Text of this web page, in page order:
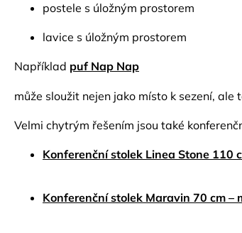
postele s úložným prostorem
lavice s úložným prostorem
Například puf Nap Nap
může sloužit nejen jako místo k sezení,
Velmi chytrým řešením jsou také
Konferenční stolek Linea Stone 110
Konferenční stolek Maravin 70 cm –